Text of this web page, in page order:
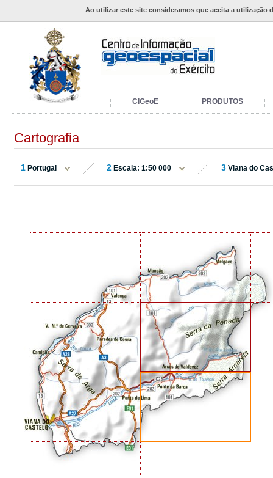
Ao utilizar este site consideramos que aceita a utilização
CIGeoE PRODUTOS
Cartografia
1 Portugal 2 Escala: 1:50 000 3 Viana do